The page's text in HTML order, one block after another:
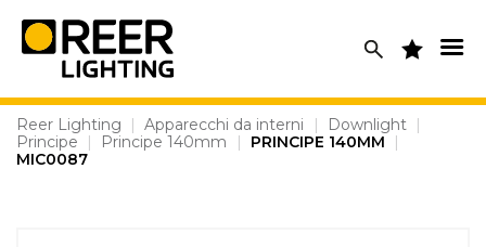
content
Reer Lighting | Apparecchi da interni | Downlight |
Principe
| Principe 140mm | PRINCIPE 140MM
|
MIC0087